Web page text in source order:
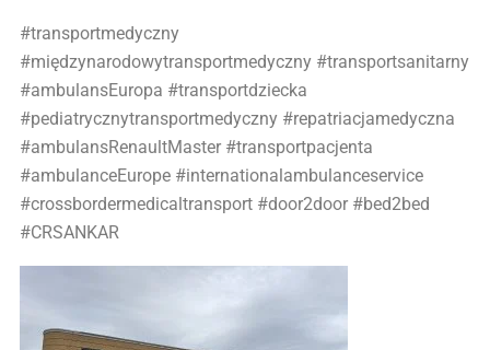
#transportmedyczny
#międzynarodowytransportmedyczny #transportsanitarny
#ambulansEuropa #transportdziecka
#pediatrycznytransportmedyczny #repatriacjamedyczna
#ambulansRenaultMaster #transportpacjenta
#ambulanceEurope #internationalambulanceservice
#crossbordermedicaltransport #door2door #bed2bed
#CRSANKAR